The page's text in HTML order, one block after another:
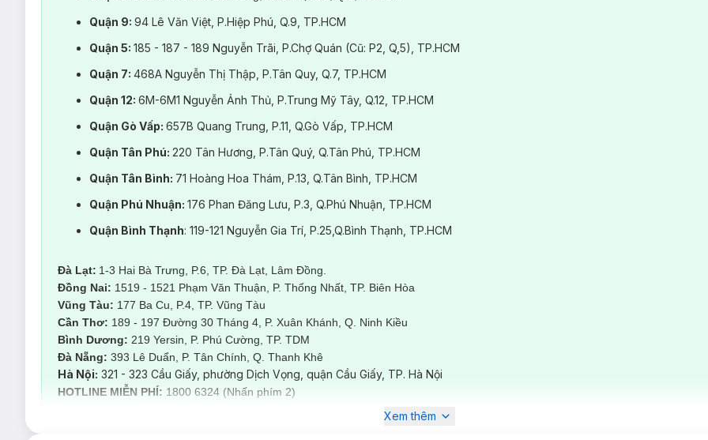
Phương pháp này phù hợp với:
Giảm mỡ công nghệ RFcực kỳ phù hợp với các đối tượng muốn cải thiện số đo cơ thể nhanh chóng nhưng vẫn đảm
khỏe. Đặc biệt: công nghệ RF sẽ giúp các mô mỡ trở nên săn chắc, cải thiện hiệu quả tình trạng chảy xệ, da nhăn nheo.
Quận 9: 94 Lê Văn Việt, P.Hiệp Phú, Q.9, TP.HCM
Quận 5: 185 - 187 - 189 Nguyễn Trãi, P.Chợ Quán (Cũ: P2, Q,5), TP.HCM
Quận 7: 468A Nguyễn Thị Thập, P.Tân Quy, Q.7, TP.HCM
Quận 12: 6M-6M1 Nguyễn Ảnh Thủ, P.Trung Mỹ Tây, Q.12, TP.HCM
Quận Gò Vấp: 657B Quang Trung, P.11, Q.Gò Vấp, TP.HCM
Quận Tân Phú: 220 Tân Hương, P.Tân Quý, Q.Tân Phú, TP.HCM
Quận Tân Bình: 71 Hoàng Hoa Thám, P.13, Q.Tân Bình, TP.HCM
Quận Phú Nhuận: 176 Phan Đăng Lưu, P.3, Q.Phú Nhuận, TP.HCM
Quận Bình Thạnh: 119-121 Nguyễn Gia Trí, P.25,Q.Bình Thạnh, TP.HCM
Đà Lạt: 1-3 Hai Bà Trưng, P.6, TP. Đà Lạt, Lâm Đồng.
Đồng Nai: 1519 - 1521 Phạm Văn Thuận, P. Thống Nhất, TP. Biên Hòa
Vũng Tàu: 177 Ba Cu, P.4, TP. Vũng Tàu
Cần Thơ: 189 - 197 Đường 30 Tháng 4, P. Xuân Khánh, Q. Ninh Kiều
Bình Dương: 219 Yersin, P. Phú Cường, TP. TDM
Đà Nẵng: 393 Lê Duẩn, P. Tân Chính, Q. Thanh Khê
Hà Nội: 321 - 323 Cầu Giấy, phường Dịch Vọng, quận Cầu Giấy, TP. Hà Nội
HOTLINE MIỄN PHÍ: 1800 6324 (Nhấn phím 2)
Xem thêm